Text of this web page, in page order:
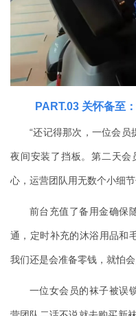
PART.03 关怀备至
“还记得那次，一位会
夜间安装了挡板。第二天会
心，运营团队用无数个小细节
前台充值了备用金确保
通，定时补充的沐浴用品和
我们还是会准备零钱，就怕
一位女会员的袜子被误